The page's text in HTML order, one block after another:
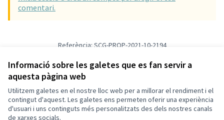
Informació sobre les galetes que es fan servir a
aquesta pàgina web
Utilitzem galetes en el nostre lloc web per a millorar el rendiment i el
contingut d'aquest. Les galetes ens permeten oferir una experiència
d'usuari i uns continguts més personalitzats des dels nostres canals
de xarxes socials.
comentari.
Referència: SCG-PROP-2021-10-2194
Verifica l'empremta digital
Termes i condicions d'ús
Configuració de les galetes
Decidim Sant Cugat a X
Decidim Sant Cugat a Facebook
Decidim Sant Cugat a Instagram
Decidim Sant Cugat a GitHub